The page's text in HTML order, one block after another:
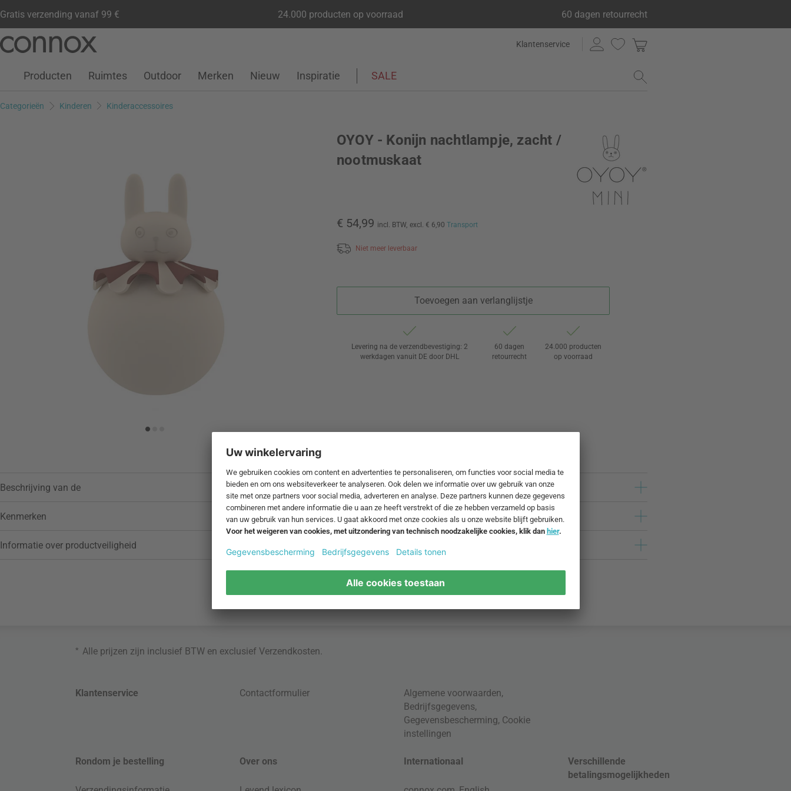
Gratis verzending vanaf 99 € 24.000 producten op voorraad 60 dagen retourrecht
pagina-
zoeken
Klantenservice
Klantenaccount
Verlanglijstje
Warenkorb
Producten Ruimtes Outdoor Merken Nieuw Inspiratie SALE
Categorieën Kinderen Kinderaccessoires
OYOY - Konijn nachtlampje, zacht /
nootmuskaat
€ 54,99 incl. BTW, excl. € 6,90 Transport
Niet meer leverbaar
Toevoegen aan verlanglijstje
Levering na de verzendbevestiging: 2
werkdagen vanuit DE door DHL
60 dagen
retourrecht
24.000 producten
op voorraad
Beschrijving van de
Kenmerken
Informatie over productveiligheid
* Alle prijzen zijn inclusief BTW en exclusiefVerzendkosten.
Klantenservice Contactformulier Algemene voorwaarden,
Bedrijfsgegevens,
Gegevensbescherming, Cookie
instellingen
Rondom je bestelling Over ons Internationaal
Verschillende
betalingsmogelijkheden